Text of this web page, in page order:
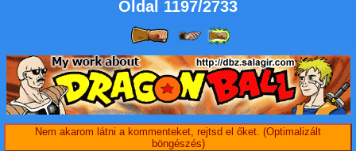
Oldal 1197/2733
Nem akarom látni a kommenteket, rejtsd el őket. (Optimalizált
böngészés)